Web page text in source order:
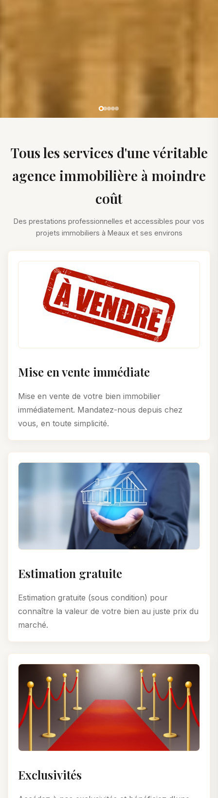
Tous les services d'une véritable
agence immobilière à moindre
coût
Des prestations professionnelles et accessibles pour vos
projets immobiliers à Meaux et ses environs
Mise en vente immédiate
Mise en vente de votre bien immobilier
immédiatement. Mandatez-nous depuis chez
vous, en toute simplicité.
Estimation gratuite
Estimation gratuite (sous condition) pour
connaître la valeur de votre bien au juste prix du
marché.
Exclusivités